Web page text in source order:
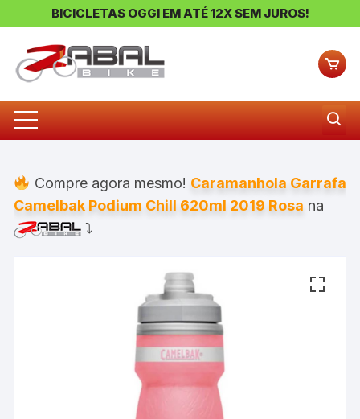
BICICLETAS OGGI EM ATÉ 12X SEM JUROS!
Compre agora mesmo! Caramanhola Garrafa
Camelbak Podium Chill 620ml 2019 Rosa na
⤵